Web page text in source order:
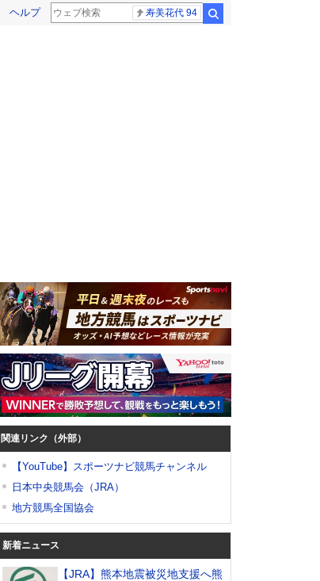
ヘルプ 寿美花代 94
関連リンク（外部）
【YouTube】スポーツナビ競馬チャンネル
日本中央競馬会（JRA）
地方競馬全国協会
新着ニュース
【JRA】熊本地震被災地支援へ熊